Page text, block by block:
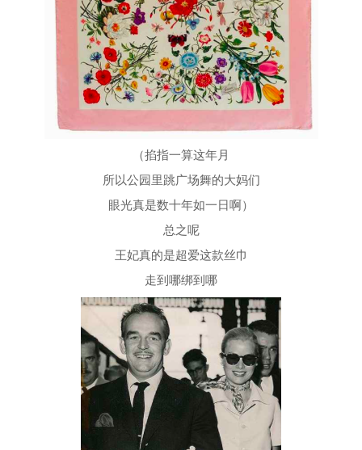
（掐指一算这年月
所以公园里跳广场舞的大妈们
眼光真是数十年如一日啊）
总之呢
王妃真的是超爱这款丝巾
走到哪绑到哪